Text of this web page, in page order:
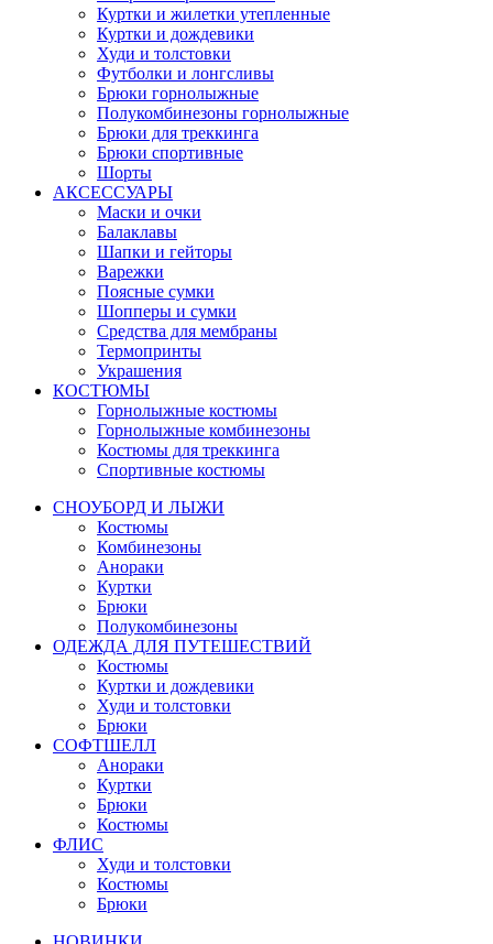
Куртки и жилетки утепленные
Куртки и дождевики
Худи и толстовки
Футболки и лонгсливы
Брюки горнолыжные
Полукомбинезоны горнолыжные
Брюки для треккинга
Брюки спортивные
Шорты
АКСЕССУАРЫ
Маски и очки
Балаклавы
Шапки и гейторы
Варежки
Поясные сумки
Шопперы и сумки
Средства для мембраны
Термопринты
Украшения
КОСТЮМЫ
Горнолыжные костюмы
Горнолыжные комбинезоны
Костюмы для треккинга
Спортивные костюмы
СНОУБОРД И ЛЫЖИ
Костюмы
Комбинезоны
Анораки
Куртки
Брюки
Полукомбинезоны
ОДЕЖДА ДЛЯ ПУТЕШЕСТВИЙ
Костюмы
Куртки и дождевики
Худи и толстовки
Брюки
СОФТШЕЛЛ
Анораки
Куртки
Брюки
Костюмы
ФЛИС
Худи и толстовки
Костюмы
Брюки